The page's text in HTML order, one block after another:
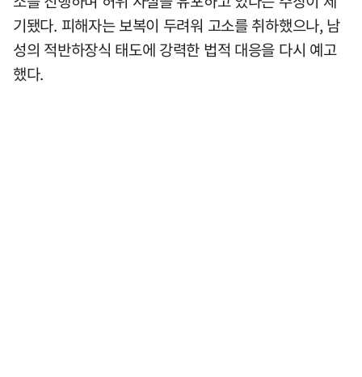
기됐다. 피해자는 보복이 두려워 고소를 취하했으나, 남
성의 적반하장식 태도에 강력한 법적 대응을 다시 예고
했다.